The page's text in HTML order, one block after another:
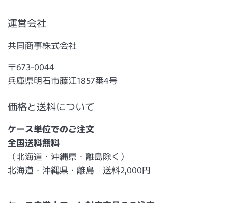
運営会社
共同商事株式会社
〒673-0044
兵庫県明石市藤江1857番4号
価格と送料について
ケース単位でのご注文
全国送料無料
（北海道・沖縄県・離島除く）
北海道・沖縄県・離島 送料2,000円